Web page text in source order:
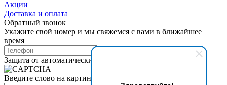
Акции
Доставка и оплата
Обратный звонок
Укажите свой номер и мы свяжемся с вами в ближайшее
время
Защита от автоматических сообщений
Введите слово на картинке